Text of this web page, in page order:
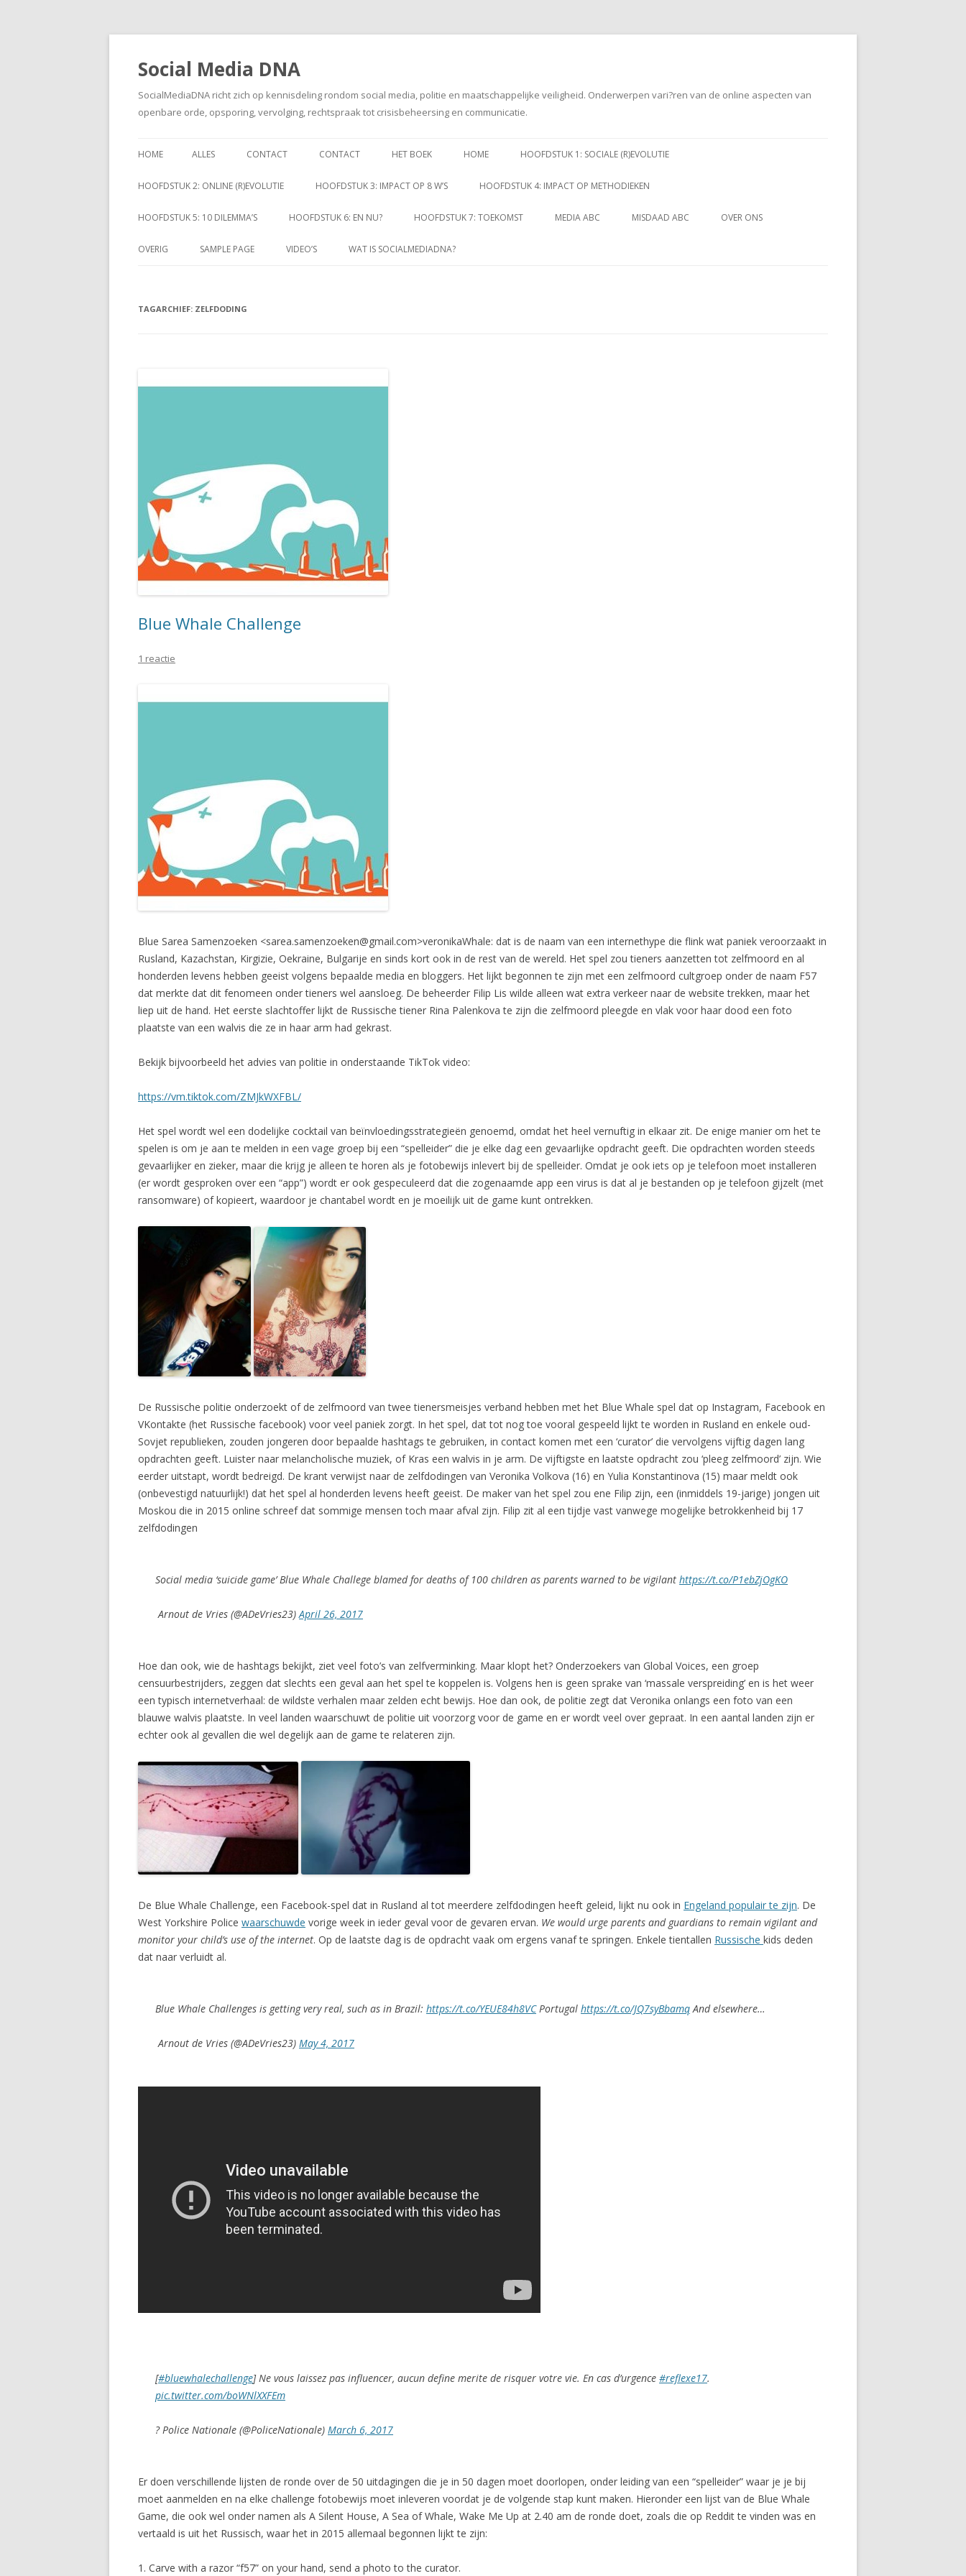
Social Media DNA
SocialMediaDNA richt zich op kennisdeling rondom social media, politie en maatschappelijke veiligheid. Onderwerpen vari?ren van de online aspecten van
openbare orde, opsporing, vervolging, rechtspraak tot crisisbeheersing en communicatie.
naar
HOME ALLES CONTACT CONTACT HET BOEK HOME HOOFDSTUK 1: SOCIALE (R)EVOLUTIE
HOOFDSTUK 2: ONLINE (R)EVOLUTIE HOOFDSTUK 3: IMPACT OP 8 W’S HOOFDSTUK 4: IMPACT OP METHODIEKEN
HOOFDSTUK 5: 10 DILEMMA’S HOOFDSTUK 6: EN NU? HOOFDSTUK 7: TOEKOMST MEDIA ABC MISDAAD ABC OVER ONS
OVERIG SAMPLE PAGE VIDEO’S WAT IS SOCIALMEDIADNA?
TAGARCHIEF: ZELFDODING
Blue Whale Challenge
1 reactie
Blue Sarea Samenzoeken <sarea.samenzoeken@gmail.com>veronikaWhale: dat is de naam van een internethype die flink wat paniek veroorzaakt in
Rusland, Kazachstan, Kirgizie, Oekraine, Bulgarije en sinds kort ook in de rest van de wereld. Het spel zou tieners aanzetten tot zelfmoord en al
honderden levens hebben geeist volgens bepaalde media en bloggers. Het lijkt begonnen te zijn met een zelfmoord cultgroep onder de naam F57
dat merkte dat dit fenomeen onder tieners wel aansloeg. De beheerder Filip Lis wilde alleen wat extra verkeer naar de website trekken, maar het
liep uit de hand. Het eerste slachtoffer lijkt de Russische tiener Rina Palenkova te zijn die zelfmoord pleegde en vlak voor haar dood een foto
plaatste van een walvis die ze in haar arm had gekrast.
Bekijk bijvoorbeeld het advies van politie in onderstaande TikTok video:
https://vm.tiktok.com/ZMJkWXFBL/
Het spel wordt wel een dodelijke cocktail van beïnvloedingsstrategieën genoemd, omdat het heel vernuftig in elkaar zit. De enige manier om het te
spelen is om je aan te melden in een vage groep bij een “spelleider” die je elke dag een gevaarlijke opdracht geeft. Die opdrachten worden steeds
gevaarlijker en zieker, maar die krijg je alleen te horen als je fotobewijs inlevert bij de spelleider. Omdat je ook iets op je telefoon moet installeren
(er wordt gesproken over een “app”) wordt er ook gespeculeerd dat die zogenaamde app een virus is dat al je bestanden op je telefoon gijzelt (met
ransomware) of kopieert, waardoor je chantabel wordt en je moeilijk uit de game kunt ontrekken.
De Russische politie onderzoekt of de zelfmoord van twee tienersmeisjes verband hebben met het Blue Whale spel dat op Instagram, Facebook en
VKontakte (het Russische facebook) voor veel paniek zorgt. In het spel, dat tot nog toe vooral gespeeld lijkt te worden in Rusland en enkele oud-
Sovjet republieken, zouden jongeren door bepaalde hashtags te gebruiken, in contact komen met een ‘curator’ die vervolgens vijftig dagen lang
opdrachten geeft. Luister naar melancholische muziek, of Kras een walvis in je arm. De vijftigste en laatste opdracht zou ‘pleeg zelfmoord’ zijn. Wie
eerder uitstapt, wordt bedreigd. De krant verwijst naar de zelfdodingen van Veronika Volkova (16) en Yulia Konstantinova (15) maar meldt ook
(onbevestigd natuurlijk!) dat het spel al honderden levens heeft geeist. De maker van het spel zou ene Filip zijn, een (inmiddels 19-jarige) jongen uit
Moskou die in 2015 online schreef dat sommige mensen toch maar afval zijn. Filip zit al een tijdje vast vanwege mogelijke betrokkenheid bij 17
zelfdodingen
Social media ‘suicide game’ Blue Whale Challege blamed for deaths of 100 children as parents warned to be vigilant https://t.co/P1ebZjOgKO
Arnout de Vries (@ADeVries23)April 26, 2017
Hoe dan ook, wie de hashtags bekijkt, ziet veel foto’s van zelfverminking. Maar klopt het? Onderzoekers van Global Voices, een groep
censuurbestrijders, zeggen dat slechts een geval aan het spel te koppelen is. Volgens hen is geen sprake van ‘massale verspreiding’ en is het weer
een typisch internetverhaal: de wildste verhalen maar zelden echt bewijs. Hoe dan ook, de politie zegt dat Veronika onlangs een foto van een
blauwe walvis plaatste. In veel landen waarschuwt de politie uit voorzorg voor de game en er wordt veel over gepraat. In een aantal landen zijn er
echter ook al gevallen die wel degelijk aan de game te relateren zijn.
De Blue Whale Challenge, een Facebook-spel dat in Rusland al tot meerdere zelfdodingen heeft geleid, lijkt nu ook in Engeland populair te zijn. De
West Yorkshire Police waarschuwde vorige week in ieder geval voor de gevaren ervan. We would urge parents and guardians to remain vigilant and
monitor your child’s use of the internet. Op de laatste dag is de opdracht vaak om ergens vanaf te springen. Enkele tientallen Russische kids deden
dat naar verluidt al.
Blue Whale Challenges is getting very real, such as in Brazil: https://t.co/YEUE84h8VCPortugal https://t.co/JQ7syBbamq And elsewhere…
Arnout de Vries (@ADeVries23) May 4, 2017
[#bluewhalechallenge] Ne vous laissez pas influencer, aucun define merite de risquer votre vie. En cas d’urgence #reflexe17.
pic.twitter.com/boWNlXXFEm
? Police Nationale (@PoliceNationale) March 6, 2017
Er doen verschillende lijsten de ronde over de 50 uitdagingen die je in 50 dagen moet doorlopen, onder leiding van een “spelleider” waar je je bij
moet aanmelden en na elke challenge fotobewijs moet inleveren voordat je de volgende stap kunt maken. Hieronder een lijst van de Blue Whale
Game, die ook wel onder namen als A Silent House, A Sea of Whale, Wake Me Up at 2.40 am de ronde doet, zoals die op Reddit te vinden was en
vertaald is uit het Russisch, waar het in 2015 allemaal begonnen lijkt te zijn:
1. Carve with a razor “f57” on your hand, send a photo to the curator.